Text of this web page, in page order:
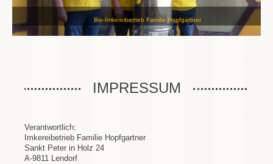
Bio-Imkereibetrieb Familie Hopfgartner
IMPRESSUM
Verantwortlich:
Imkereibetrieb Familie Hopfgartner
Sankt Peter in Holz 24
A-9811 Lendorf